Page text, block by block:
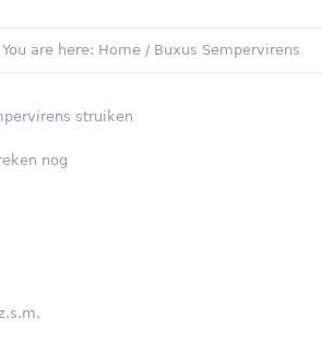
You are here: Home / Buxus Sempervirens
struiken
nog